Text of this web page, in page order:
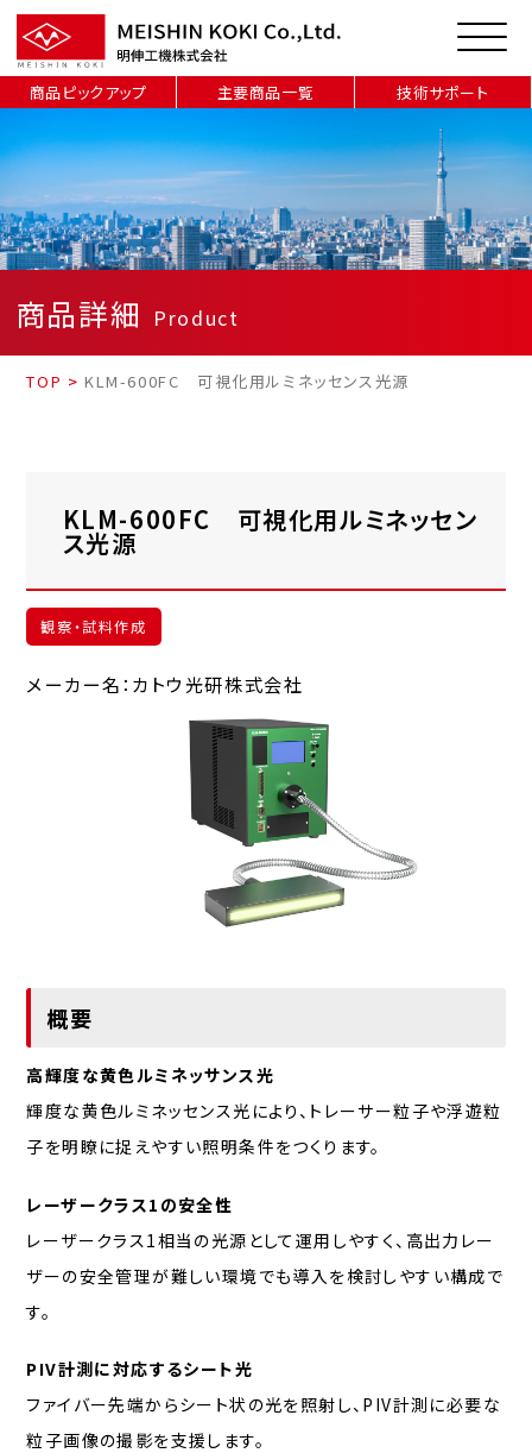
商品ピックアップ 主要商品一覧 技術サポート
商品詳細 Product
TOP >KLM-600FC 可視化用ルミネッセンス光源
KLM-600FC 可視化用ルミネッセン
ス光源
観察・試料作成
メーカー名：カトウ光研株式会社
概要
高輝度な黄色ルミネッサンス光
輝度な黄色ルミネッセンス光により、トレーサー粒子や浮遊粒
子を明瞭に捉えやすい照明条件をつくります。
レーザークラス1の安全性
レーザークラス1相当の光源として運用しやすく、高出力レー
ザーの安全管理が難しい環境でも導入を検討しやすい構成で
す。
PIV計測に対応するシート光
ファイバー先端からシート状の光を照射し、PIV計測に必要な
粒子画像の撮影を支援します。